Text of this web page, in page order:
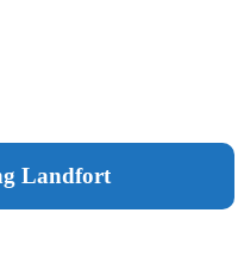
Landfort